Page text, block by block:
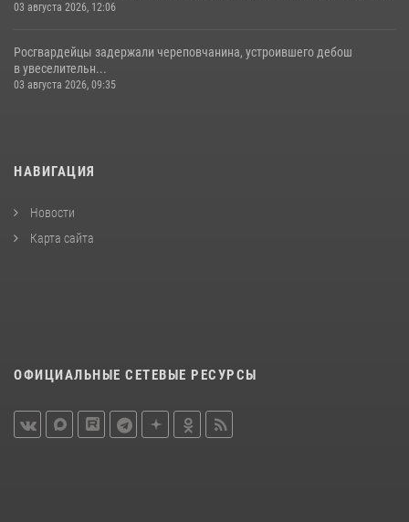
03 августа 2026, 12:06
Росгвардейцы задержали череповчанина, устроившего дебош
в увеселительн...
03 августа 2026, 09:35
НАВИГАЦИЯ
Новости
Карта сайта
ОФИЦИАЛЬНЫЕ СЕТЕВЫЕ РЕСУРСЫ